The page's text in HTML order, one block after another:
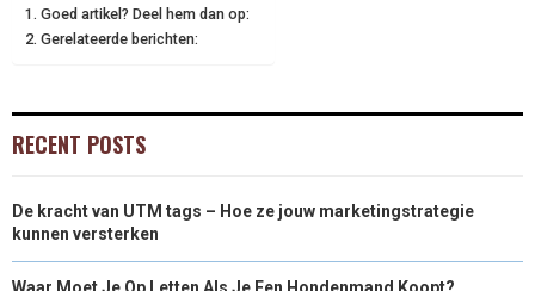
Goed artikel? Deel hem dan op:
Gerelateerde berichten:
RECENT POSTS
De kracht van UTM tags – Hoe ze jouw marketingstrategie
kunnen versterken
Waar Moet Je Op Letten Als Je Een Hondenmand Koopt?